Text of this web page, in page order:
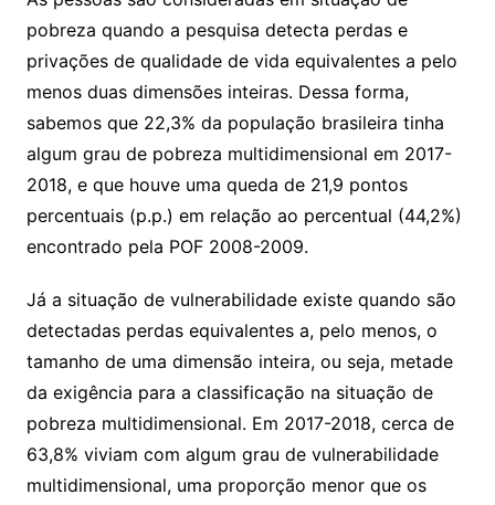
pobreza quando a pesquisa detecta perdas e
privações de qualidade de vida equivalentes a pelo
menos duas dimensões inteiras. Dessa forma,
sabemos que 22,3% da população brasileira tinha
algum grau de pobreza multidimensional em 2017-
2018, e que houve uma queda de 21,9 pontos
percentuais (p.p.) em relação ao percentual (44,2%)
encontrado pela POF 2008-2009.
Já a situação de vulnerabilidade existe quando são
detectadas perdas equivalentes a, pelo menos, o
tamanho de uma dimensão inteira, ou seja, metade
da exigência para a classificação na situação de
pobreza multidimensional. Em 2017-2018, cerca de
63,8% viviam com algum grau de vulnerabilidade
multidimensional, uma proporção menor que os